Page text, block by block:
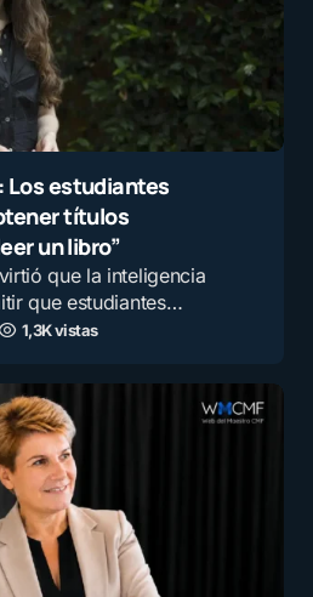
Los estudiantes
títulos
un libro”
que la inteligencia
que estudiantes…
1,3K vistas